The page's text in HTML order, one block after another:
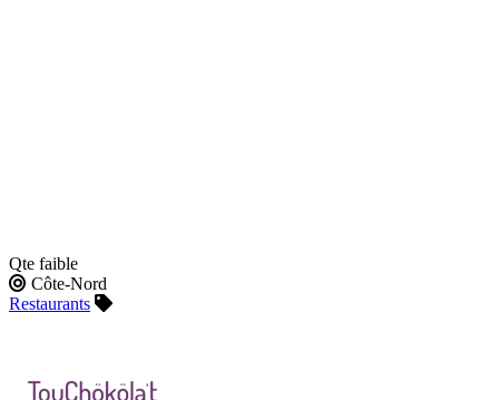
Qte faible
Côte-Nord
Restaurants